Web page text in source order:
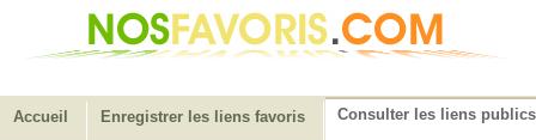
Accueil Enregistrer les liens favoris Consulter les liens publics